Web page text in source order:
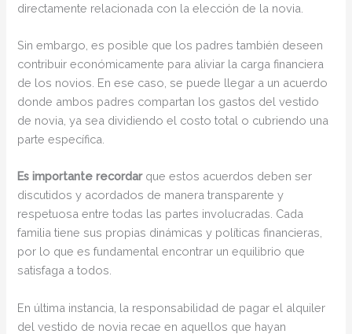
directamente relacionada con la elección de la novia.
Sin embargo, es posible que los padres también deseen
contribuir económicamente para aliviar la carga financiera
de los novios. En ese caso, se puede llegar a un acuerdo
donde ambos padres compartan los gastos del vestido
de novia, ya sea dividiendo el costo total o cubriendo una
parte específica.
Es importante recordarque estos acuerdos deben ser
discutidos y acordados de manera transparente y
respetuosa entre todas las partes involucradas. Cada
familia tiene sus propias dinámicas y políticas financieras,
por lo que es fundamental encontrar un equilibrio que
satisfaga a todos.
En última instancia, la responsabilidad de pagar el alquiler
del vestido de novia recae en aquellos que hayan